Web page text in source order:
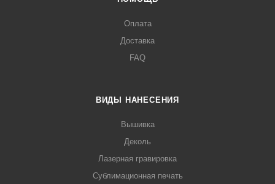
Оплата
Доставка
FAQ
ВИДЫ НАНЕСЕНИЯ
Вышивка
Деколь
Лазерная гравировка
Сублимационная печать